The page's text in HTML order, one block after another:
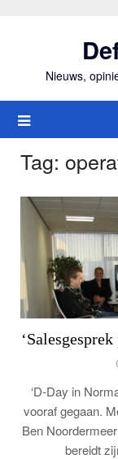
Nieuws,
Tag:
‘D-Day in
vooraf gegaan.
Ben
bereidt